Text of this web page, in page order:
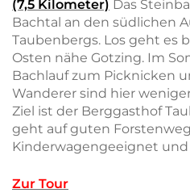
(7,5 Kilometer) Das
Bachtal an den südlichen
Taubenbergs. Los geht es
Osten nähe Gotzing. Im
Bachlauf zum Picknicken
Wanderer sind hier
Ziel ist der Berggasthof
geht auf guten
Kinderwagengeeignet und
Zur Tour